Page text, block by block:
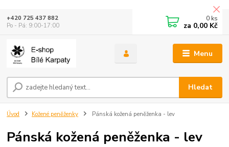
Menu
Hledat
+420 725 437 882
Po - Pá: 9:00-17:00
0 ks
za 0,00 Kč
Úvod Kožené peněženky Pánská kožená peněženka - lev
Pánská kožená peněženka - lev